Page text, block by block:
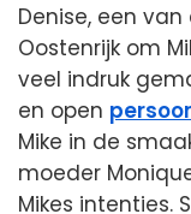
Denise, een
Oostenrijk om
veel indruk
en open
Mike in de
moeder
Mikes intenties.